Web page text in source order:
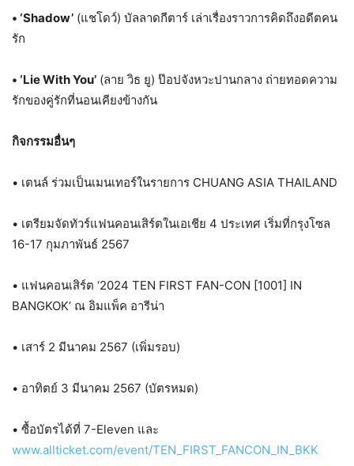
• ‘Shadow’ (แชโดว์) บัลลาดกีตาร์ เล่าเรื่องราวการคิดถึงอดีตคน
รัก
• ‘Lie With You’ (ลาย วิธ ยู) ป๊อปจังหวะปานกลาง ถ่ายทอดความ
รักของคู่รักที่นอนเคียงข้างกัน
กิจกรรมอื่นๆ
• เตนล์ ร่วมเป็นเมนเทอร์ในรายการ CHUANG ASIA THAILAND
• เตรียมจัดทัวร์แฟนคอนเสิร์ตในเอเชีย 4 ประเทศ เริ่มที่กรุงโซล
16-17 กุมภาพันธ์ 2567
• แฟนคอนเสิร์ต ‘2024 TEN FIRST FAN-CON [1001] IN
BANGKOK’ ณ อิมแพ็ค อารีน่า
• เสาร์ 2 มีนาคม 2567 (เพิ่มรอบ)
• อาทิตย์ 3 มีนาคม 2567 (บัตรหมด)
• ซื้อบัตรได้ที่ 7-Eleven และ
www.allticket.com/event/TEN_FIRST_FANCON_IN_BKK